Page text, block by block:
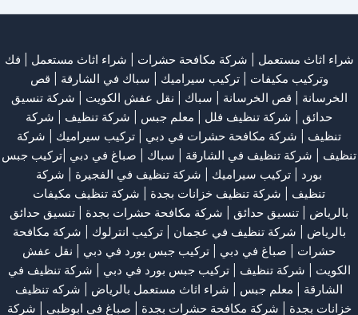
شراء اثاث مستعمل شركة مكافحة حشرات شراء اثاث مستعمل
فك
وتركيب مكيفات | تركيب سيراميك | سباك في الشارقة
قص
الخرسانة | قص الخرسانة | سباك نقل عفش الكويت
شركة تنسيق
حدائق
شركة تنظيف فلل معلم جبس شركة تنظيف
شركة
تنظيف
شركة مكافحة حشرات في دبي تركيب سيراميك
شركة
تنظيف
شركة تنظيف في الشارقة | سباك | صباغ في دبي |تركيب جبس
بورد | تركيب سيراميك شركة تنظيف في الفجيرة
شركة
تنظيف
شركة تنظيف خزانات بجدة
شركة تنظيف مكيفات
بالرياض
تنسيق حدائق شركة مكافحة حشرات بجدة
تنسيق حدائق
بالرياض
شركة تنظيف في عجمان | تركيب انترلوك | شركة مكافحة
حشرات
صباغ في دبي تركيب جبس بورد في دبي
نقل عفش
الكويت
شركة تنظيف |تركيب جبس بورد في دبي
شركة تنظيف في
الشارقة
معلم جبس شراء اثاث مستعمل بالرياض
شركه تنظيف
خزانات بجدة
شركة مكافحة حشرات بجدة صباغ في ابوظبي شركة